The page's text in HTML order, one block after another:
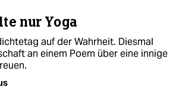
nur Yoga
auf der Wahrheit. Diesmal
an einem Poem über eine innige